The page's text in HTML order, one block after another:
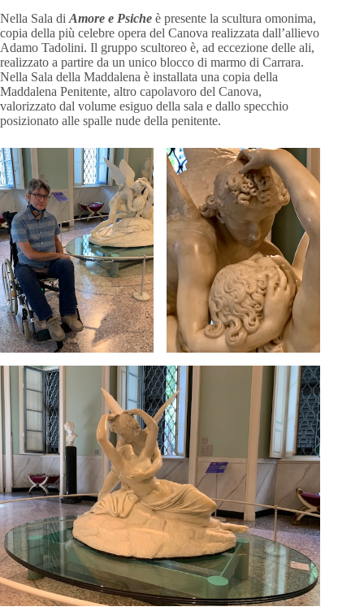
Nella Sala di Amore e Psiche è presente la scultura omonima,
copia della più celebre opera del Canova realizzata dall’allievo
Adamo Tadolini. Il gruppo scultoreo è, ad eccezione delle ali,
realizzato a partire da un unico blocco di marmo di Carrara.
Nella Sala della Maddalena è installata una copia della
Maddalena Penitente, altro capolavoro del Canova,
valorizzato dal volume esiguo della sala e dallo specchio
posizionato alle spalle nude della penitente.